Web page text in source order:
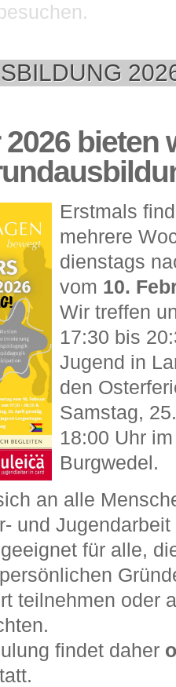
bieten
Erstmals
mehrere
dienstags
vom 10.
Wir treffen
17:30 bis
Jugend in
den
Samstag,
18:00 Uhr
Burgwedel.
an alle
und
für alle,
teilnehmen oder
findet daher